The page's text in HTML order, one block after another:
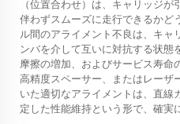
（位置合わせ）は、キャリッジ
伴わずスムーズに走行できるかど
ル間のアライメント不良は、キャ
ンバを介して互いに対抗する状態
摩擦の増加、およびサービス寿命
高精度スペーサー、またはレーザ
いた適切なアライメントは、直線
定した性能維持という形で、確実